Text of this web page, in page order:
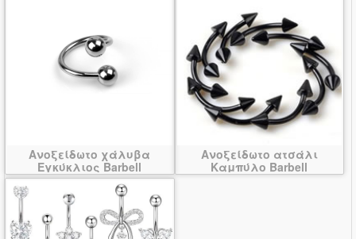
Ανοξείδωτο χάλυβα
Εγκύκλιος Barbell
Ανοξείδωτο ατσάλι
Καμπύλο Barbell